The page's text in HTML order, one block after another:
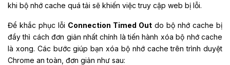
khi bộ nhớ cache quá tải sẽ khiến việc truy cập web bị lỗi.
Để khắc phục lỗi Connection Timed Out do bộ nhớ cache bị
đầy thì cách đơn giản nhất chính là tiến hành xóa bộ nhớ cache
là xong. Các bước giúp bạn xóa bộ nhớ cache trên trình duyệt
Chrome an toàn, đơn giản như sau: